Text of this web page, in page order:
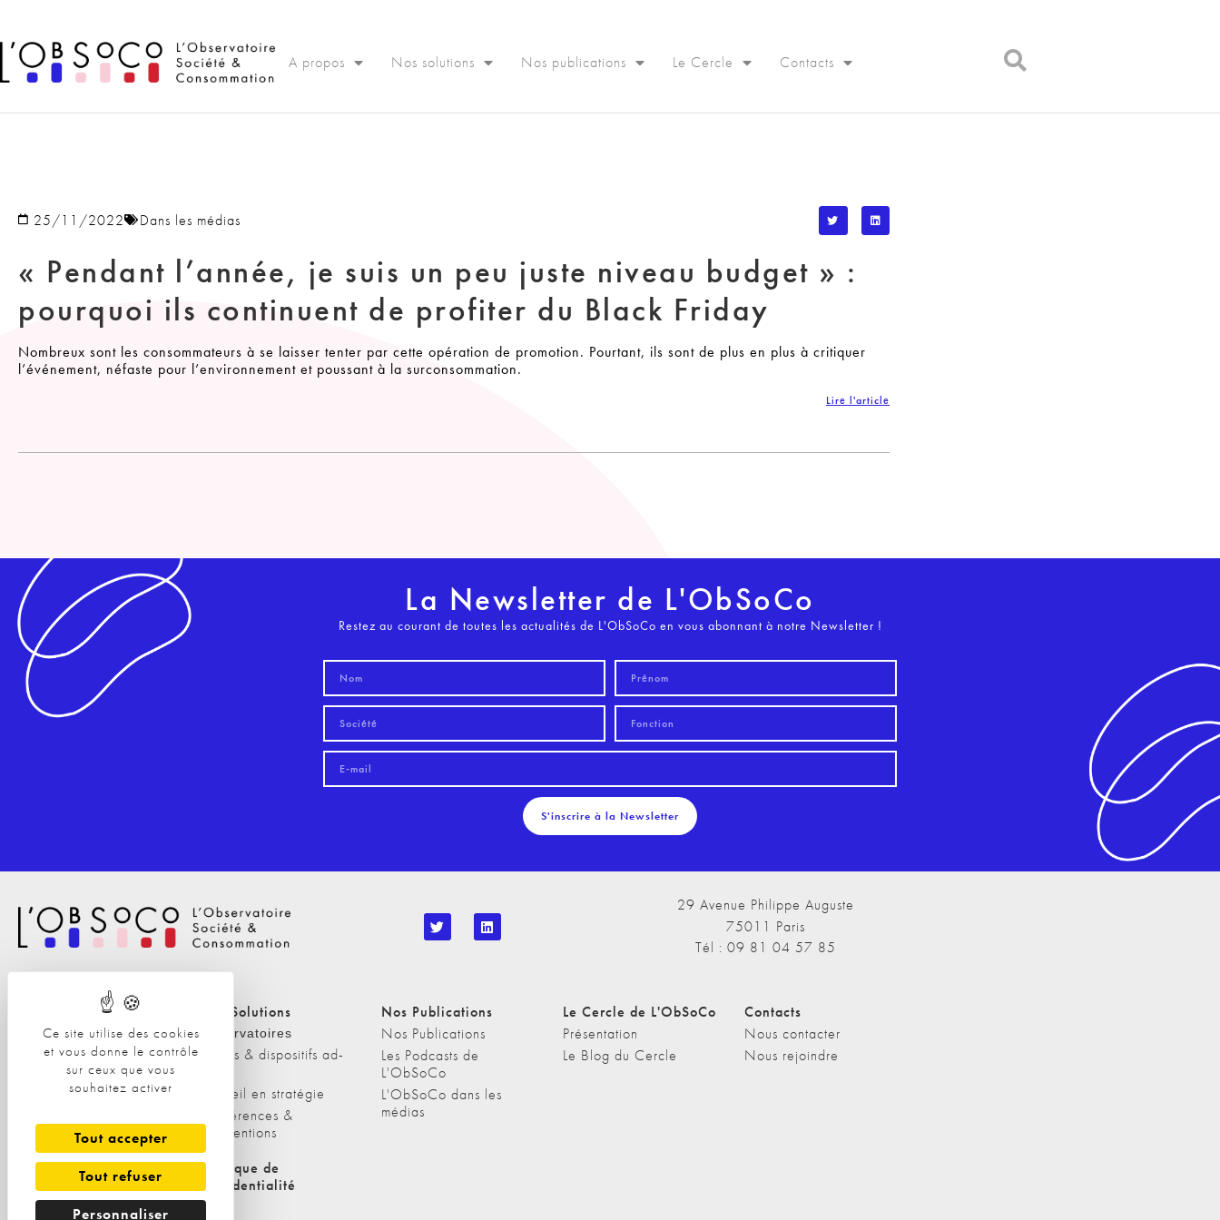
Ce site utilise des cookies
et vous donne le contrôle
sur ceux que vous
souhaitez activer
Tout accepter
Tout refuser
Personnaliser
A propos Nos solutions Nos publications Le Cercle Contacts
25/11/2022 Dans les médias
« Pendant l’année, je suis un peu juste niveau budget » :
pourquoi ils continuent de profiter du Black Friday
Nombreux sont les consommateurs à se laisser tenter par cette opération de promotion. Pourtant, ils sont de plus en plus à critiquer
l’événement, néfaste pour l’environnement et poussant à la surconsommation.
Lire l'article
La Newsletter de L'ObSoCo
Restez au courant de toutes les actualités de L'ObSoCo en vous abonnant à notre Newsletter !
S'inscrire à la Newsletter
29 Avenue Philippe Auguste
75011 Paris
Tél : 09 81 04 57 85
Nos Solutions
A propos
L'équipe
Nos clients
Nos Solutions
Observatoires
Etudes & dispositifs ad-
Conseil en stratégie
Conférences &
interventions
Nos Publications
Nos Publications
Les Podcasts de
L'ObSoCo
L'ObSoCo dans les
médias
Le Cercle de L'ObSoCo
Présentation
Le Blog du Cercle
Contacts
Nous contacter
Nous rejoindre
Politique de cookies
Politique de
confidentialité